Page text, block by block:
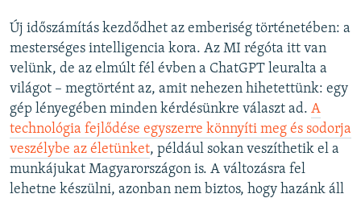
Új időszámítás kezdődhet az emberiség történetében: a
mesterséges intelligencia kora. Az MI régóta itt van
velünk, de az elmúlt fél évben a ChatGPT leuralta a
világot – megtörtént az, amit nehezen hihetettünk: egy
gép lényegében minden kérdésünkre választ ad. A
technológia fejlődése egyszerre könnyíti meg és sodorja
veszélybe az életünket, például sokan veszíthetik el a
munkájukat Magyarországon is. A változásra fel
lehetne készülni, azonban nem biztos, hogy hazánk áll